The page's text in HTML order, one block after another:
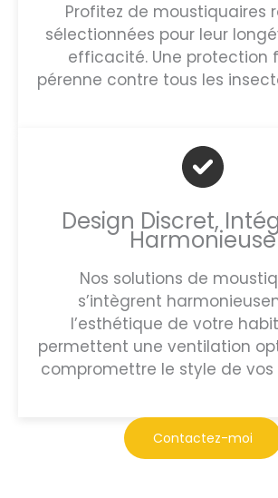
Profitez de moustiquaires
sélectionnées pour leur
efficacité. Une protection
pérenne contre tous les
Design Discret,
Harmonieuse
Nos solutions de
s’intègrent
l’esthétique de votre
permettent une ventilation
compromettre le style de vos
Contactez-moi